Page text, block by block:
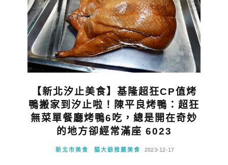
【新北汐止美食】基隆超狂CP值烤
鴨搬家到汐止啦！陳平良烤鴨：超狂
無菜單餐廳烤鴨6吃，總是開在奇妙
的地方卻經常滿座 6023
新北市美食 貓大爺推薦美食 2023-12-17